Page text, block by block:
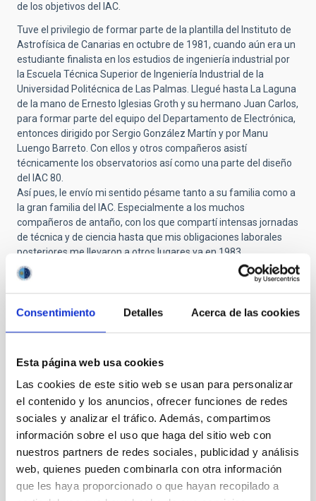
Consentimiento Detalles Acerca de las cookies
Esta página web usa cookies
Las cookies de este sitio web se usan para personalizar
el contenido y los anuncios, ofrecer funciones de redes
sociales y analizar el tráfico. Además, compartimos
información sobre el uso que haga del sitio web con
nuestros partners de redes sociales, publicidad y análisis
web, quienes pueden combinarla con otra información
que les haya proporcionado o que hayan recopilado a
de los objetivos del IAC.
Tuve el privilegio de formar parte de la plantilla del Instituto de
Astrofísica de Canarias en octubre de 1981, cuando aún era un
estudiante finalista en los estudios de ingeniería industrial por
la Escuela Técnica Superior de Ingeniería Industrial de la
Universidad Politécnica de Las Palmas. Llegué hasta La Laguna
de la mano de Ernesto Iglesias Groth y su hermano Juan Carlos,
para formar parte del equipo del Departamento de Electrónica,
entonces dirigido por Sergio González Martín y por Manu
Luengo Barreto. Con ellos y otros compañeros asistí
técnicamente los observatorios así como una parte del diseño
del IAC 80.
Así pues, le envío mi sentido pésame tanto a su familia como a
la gran familia del IAC. Especialmente a los muchos
compañeros de antaño, con los que compartí intensas jornadas
de técnica y de ciencia hasta que mis obligaciones laborales
posteriores me llevaron a otros lugares ya en 1983.
Muchas gracias, Paco. Descansa en paz.
Submitted byCarmen Gallart Gallarton Jue, 23/10/2025
GRACIAS POR PERMITIR CUMPLIR
SUEÑOS
En estos momentos de tristeza es bonito traer al presente el
recuerdo mas entrañable de la persona que se ha ido. Y yo
quería compartir mi primer recuerdo de don Francisco Sánchez,
de Paco, porque alguien que ha significado un antes y un
después para la astrofísica española, era también,